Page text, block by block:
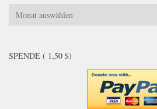
Archiv
SPENDE ( 1,50 $)